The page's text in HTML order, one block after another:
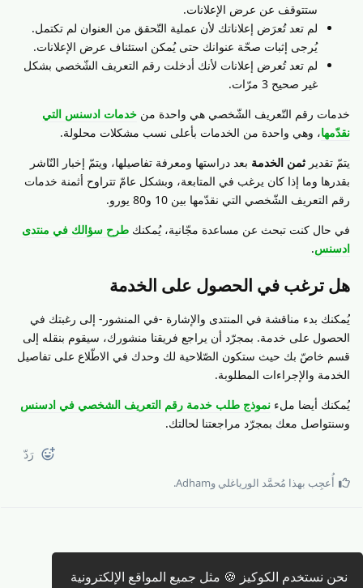
نحن نستخدم الكوكيز 🍪 مثل جميع المواقع الإلكترونية
ستتوقف عن عرض الإعلانات.
لم تعد تُعرَض إعلاناتك لأن عملية التّحقق من العنوان لم تكتمل.
يُرجى إثبات صحّة عنوانك حتى يُمكن استئناف عرض الإعلانات.
لم تعد تُعرض إعلانات لأنك أدخلت رقم التعريف الشّخصي بشكل
غير صحيح 3 مرّات.
خدمات رقم التّعريف الشّخصي هي واحدة من خدمات ادسنس التي
نقدّمها، وهي واحدة من الخدمات بأعلى نسب مشكلات محلولة.
يتمّ تقدير ثمن الخدمة بعد دراستها ومعرفة تفاصيلها، ويتمّ إخبار النّاشر
بقدرها وما إذا كان يرغب في المتابعة، وبشكل عامّ تتراوح أثمنة خدمات
رقم التعريف الشّخصي التي نقدّمها بين 10 و80 يورو.
في حال كنت تبحث عن مساعدة مجّانية، يُمكنك طرح سؤالك في منتدى
ادسنس.
هل ترغب في الحصول على الخدمة
يُمكنك بدء مناقشة في المنتدى والإشارة -في المنشور- إلى رغبتك في
الحصول على خدمة. بمجرّد أن يراجع فريقنا منشورك، سيقوم بنقله إلى
قسم خاصّ بك حيث ستكون الصّلاحية لك وحدك في الاطّلاع على تفاصيل
الخدمة والإجراءات المطلوبة.
يُمكنك أيضا ملء نموذج طلب خدمة رقم التعريف الشخصي في ادسنس
وسنتواصل معك بمجرّد مراجعتنا لحالتك.
رَدّ
أُعجِب بهذا مُحمَّد الورياغلي وAdham
.
كتابة رد 🖊️